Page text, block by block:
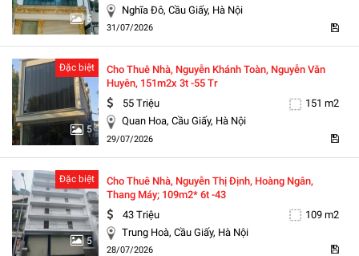
5
Nghĩa Đô, Cầu Giấy, Hà Nội
31/07/2026
5
Đặc biệt
Cho Thuê Nhà, Nguyễn Khánh Toàn, Nguyễn Văn
Huyên, 151m2x 3t -55 Tr
55 Triệu
151 m2
Quan Hoa, Cầu Giấy, Hà Nội
29/07/2026
5
Đặc biệt
Cho Thuê Nhà, Nguyễn Thị Định, Hoàng Ngân,
Thang Máy; 109m2* 6t -43
43 Triệu
109 m2
Trung Hoà, Cầu Giấy, Hà Nội
28/07/2026